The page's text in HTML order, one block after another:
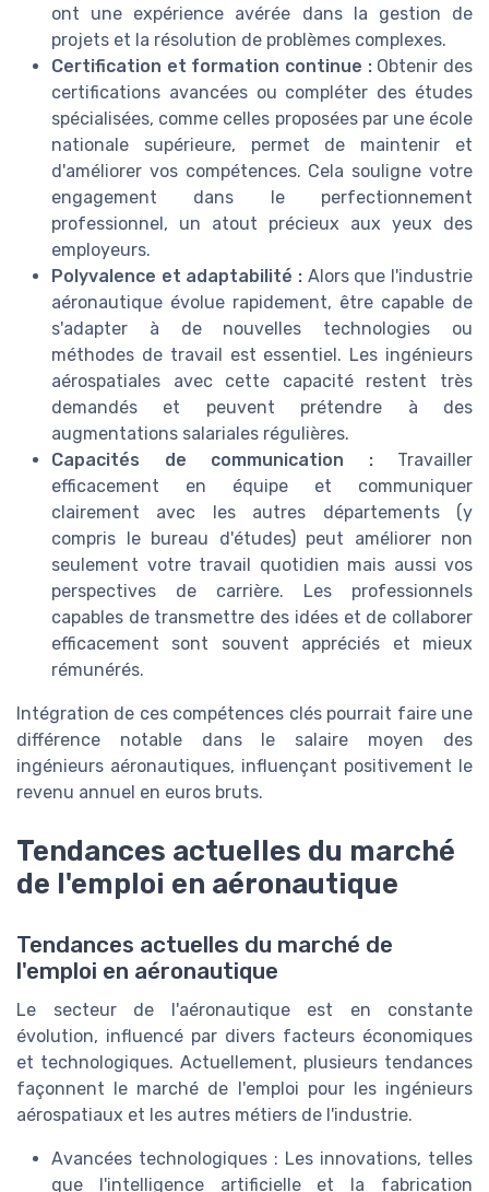
ont une expérience avérée dans la gestion de
projets et la résolution de problèmes complexes.
Certification et formation continue :Obtenir des
certifications avancées ou compléter des études
spécialisées, comme celles proposées par une école
nationale supérieure, permet de maintenir et
d'améliorer vos compétences. Cela souligne votre
engagement dans le perfectionnement
professionnel, un atout précieux aux yeux des
employeurs.
Polyvalence et adaptabilité : Alors que l'industrie
aéronautique évolue rapidement, être capable de
s'adapter à de nouvelles technologies ou
méthodes de travail est essentiel. Les ingénieurs
aérospatiales avec cette capacité restent très
demandés et peuvent prétendre à des
augmentations salariales régulières.
Capacités de communication :Travailler
efficacement en équipe et communiquer
clairement avec les autres départements (y
compris le bureau d'études) peut améliorer non
seulement votre travail quotidien mais aussi vos
perspectives de carrière. Les professionnels
capables de transmettre des idées et de collaborer
efficacement sont souvent appréciés et mieux
rémunérés.
Intégration de ces compétences clés pourrait faire une
différence notable dans le salaire moyen des
ingénieurs aéronautiques, influençant positivement le
revenu annuel en euros bruts.
Tendances actuelles du marché
de l'emploi en aéronautique
Tendances actuelles du marché de
l'emploi en aéronautique
Le secteur de l'aéronautique est en constante
évolution, influencé par divers facteurs économiques
et technologiques. Actuellement, plusieurs tendances
façonnent le marché de l'emploi pour les ingénieurs
aérospatiaux et les autres métiers de l'industrie.
Avancées technologiques : Les innovations, telles
que l'intelligence artificielle et la fabrication